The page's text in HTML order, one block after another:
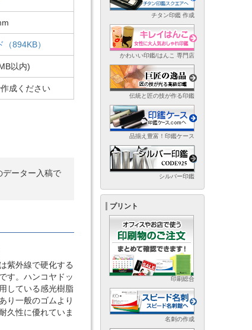
894KB）
以内)
成ください
データー入稿で
紫外線で硬化する
す。ハンコヤドッ
している感光樹脂
り一般のゴムより
久性に優れていま
チタン印鑑 作成
かわいい印鑑/はんこ 専門店
伝統と匠の技が作る印鑑
品揃え豊富！印鑑ケース
シルバー印鑑
プリント
印刷総合
名刺の作成